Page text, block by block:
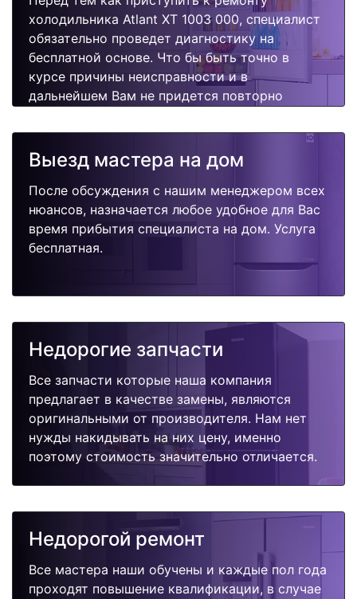
холодильника Atlant XT 1003 000, специалист
обязательно проведет диагностику на
бесплатной основе. Что бы быть точно в
курсе причины неисправности и в
дальнейшем Вам не придется повторно
поломок.
Выезд мастера на дом
После обсуждения с нашим менеджером всех
нюансов, назначается любое удобное для Вас
время прибытия специалиста на дом. Услуга
бесплатная.
Недорогие запчасти
Все запчасти которые наша компания
предлагает в качестве замены, являются
оригинальными от производителя. Нам нет
нужды накидывать на них цену, именно
поэтому стоимость значительно отличается.
Недорогой ремонт
Все мастера наши обучены и каждые пол года
проходят повышение квалификации, в случае